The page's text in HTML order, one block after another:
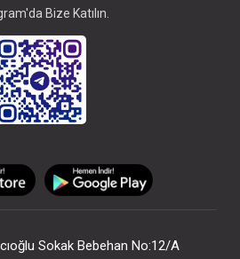
Bize Katılın.
Sokak Bebehan No:12/A